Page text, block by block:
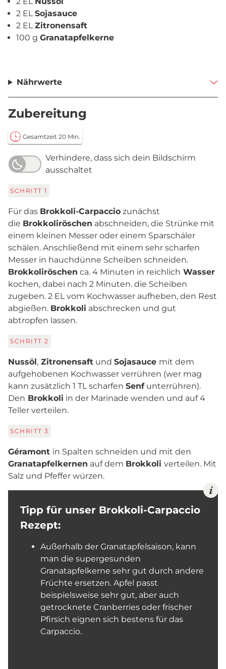
2 ELSojasauce
2 ELZitronensaft
100 g Granatapfelkerne
Nährwerte
Zubereitung
Gesamtzeit 20 Min.
Verhindere, dass sich dein Bildschirm
ausschaltet
SCHRITT 1
Für das Brokkoli-Carpaccio zunächst
die Brokkoliröschen abschneiden, die Strünke mit
einem kleinen Messer oder einem Sparschäler
schälen. Anschließend mit einem sehr scharfen
Messer in hauchdünne Scheiben schneiden.
Brokkoliröschen ca. 4 Minuten in reichlich Wasser
kochen, dabei nach 2 Minuten. die Scheiben
zugeben. 2 EL vom Kochwasser aufheben, den Rest
abgießen. Brokkoli abschrecken und gut
abtropfen lassen.
SCHRITT 2
Nussöl, Zitronensaft und Sojasauce mit dem
aufgehobenen Kochwasser verrühren (wer mag
kann zusätzlich 1 TL scharfen Senfunterrühren).
Den Brokkoli in der Marinade wenden und auf 4
Teller verteilen.
SCHRITT 3
Géramont in Spalten schneiden und mit den
Granatapfelkernen auf dem Brokkoli verteilen. Mit
Salz und Pfeffer würzen.
Tipp für unser Brokkoli-Carpaccio
Rezept:
Außerhalb der Granatapfelsaison, kann
man die supergesunden
Granatapfelkerne sehr gut durch andere
Früchte ersetzen. Apfel passt
beispielsweise sehr gut, aber auch
getrocknete Cranberries oder frischer
Pfirsich eignen sich bestens für das
Carpaccio.